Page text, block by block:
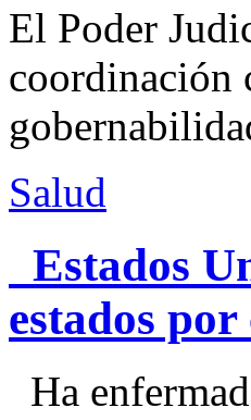
El Poder
coordinación
Salud
Estados
estados
Ha